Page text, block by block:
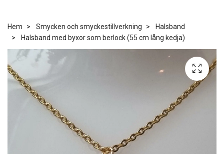
Hem Smycken och smyckestillverkning
Halsband
Halsband med byxor som berlock (55 cm lång kedja)